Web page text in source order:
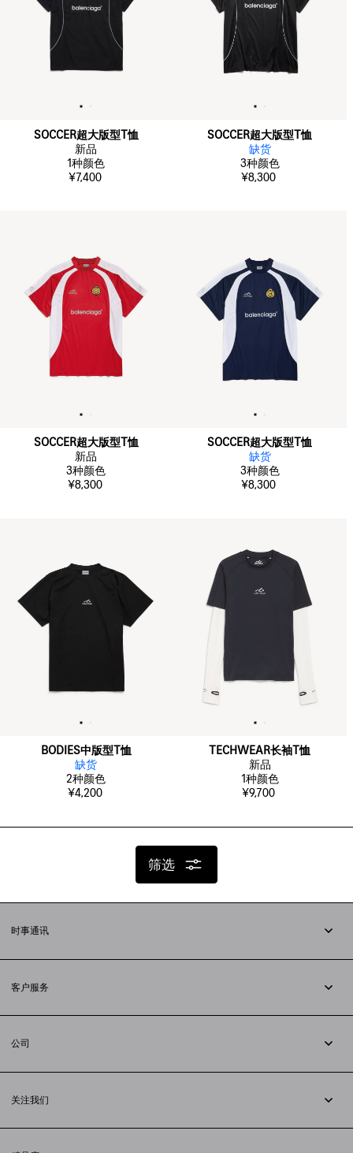
SOCCER超大版型T恤
新品
1种颜色
¥7,400
SOCCER超大版型T恤
缺货
3种颜色
¥8,300
SOCCER超大版型T恤
新品
3种颜色
¥8,300
SOCCER超大版型T恤
缺货
3种颜色
¥8,300
BODIES中版型T恤
缺货
2种颜色
¥4,200
TECHWEAR长袖T恤
新品
1种颜色
¥9,700
筛选
时事通讯
客户服务
配送方式
支付
常见问题解答
公司
法律问题
联合国世界粮食计划署
关注我们